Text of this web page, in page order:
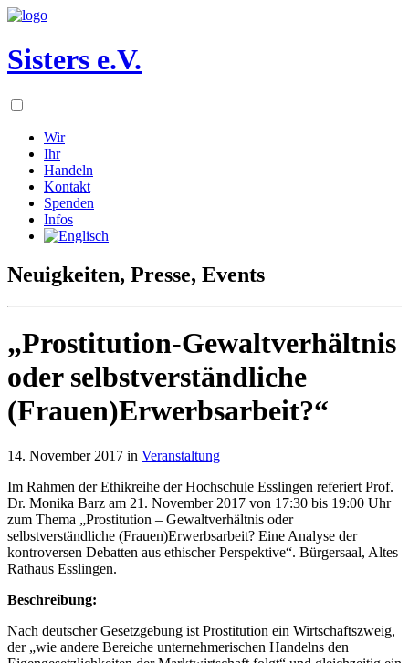
Sisters e.V.
Wir
Ihr
Handeln
Kontakt
Spenden
Infos
Neuigkeiten, Presse, Events
„Prostitution-Gewaltverhältnis
oder selbstverständliche
(Frauen)Erwerbsarbeit?“
14. November 2017 in Veranstaltung
Im Rahmen der Ethikreihe der Hochschule Esslingen referiert Prof.
Dr. Monika Barz am 21. November 2017 von 17:30 bis 19:00 Uhr
zum Thema „Prostitution – Gewaltverhältnis oder
selbstverständliche (Frauen)Erwerbsarbeit? Eine Analyse der
kontroversen Debatten aus ethischer Perspektive“. Bürgersaal, Altes
Rathaus Esslingen.
Beschreibung:
Nach deutscher Gesetzgebung ist Prostitution ein Wirtschaftszweig,
der „wie andere Bereiche unternehmerischen Handelns den